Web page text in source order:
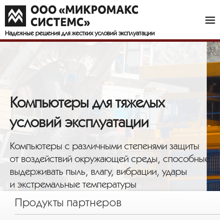
Надежные решения для жестких условий эксплуатации
Компьютеры для тяжелых
условий эксплуатации
Компьютеры с различными степенями защиты
от воздействий окружающей среды, способные
выдерживать пыль, влагу, вибрации, удары
и экстремальные температуры
Продукты партнеров